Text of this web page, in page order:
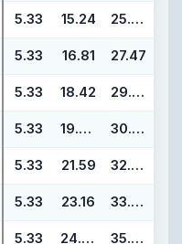
5.33 15.24 25.90
5.33 16.81 27.47
5.33 18.42 29.08
5.33 19.99 30.65
5.33 21.59 32.25
5.33 23.16 33.82
5.33 24.77 35.43